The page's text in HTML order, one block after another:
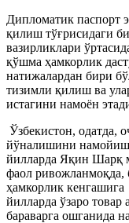
Дипломатик паспорт
қилиш тўғрисидаги
вазирликлари
қўшма ҳамкорлик
натижалардан бири
тизимли қилиш ва
истагини намоён
Ўзбекистон, одатда,
йўналишини намойиш
йилларда Яқин Шарқ
фаол ривожланмоқда,
ҳамкорлик
йилларда ўзаро
бараварга ошганида